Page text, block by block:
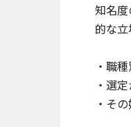
知名
的な
・職
・選
・そ